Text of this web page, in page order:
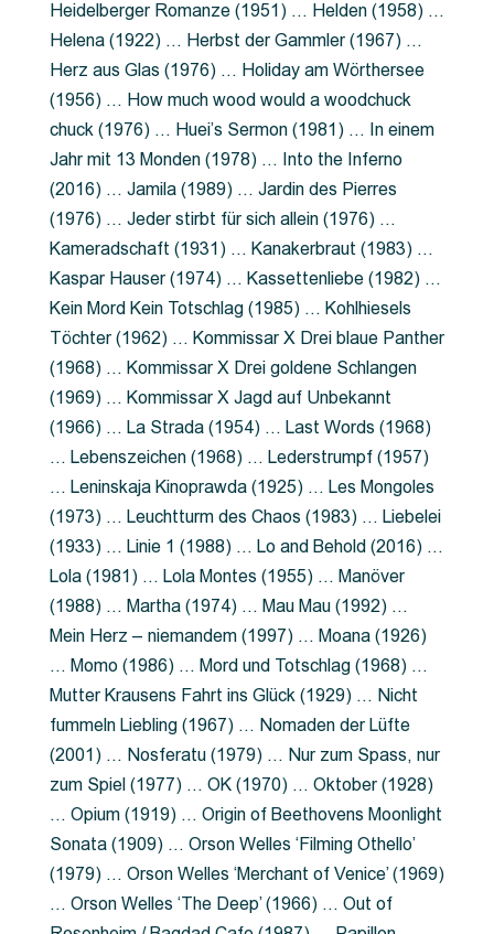
Heidelberger Romanze (1951) … Helden (1958) …
Helena (1922) … Herbst der Gammler (1967) …
Herz aus Glas (1976) … Holiday am Wörthersee
(1956) … How much wood would a woodchuck
chuck (1976) … Huei’s Sermon (1981) … In einem
Jahr mit 13 Monden (1978) … Into the Inferno
(2016) … Jamila (1989) … Jardin des Pierres
(1976) … Jeder stirbt für sich allein (1976) …
Kameradschaft (1931) … Kanakerbraut (1983) …
Kaspar Hauser (1974) … Kassettenliebe (1982) …
Kein Mord Kein Totschlag (1985) … Kohlhiesels
Töchter (1962) … Kommissar X Drei blaue Panther
(1968) … Kommissar X Drei goldene Schlangen
(1969) … Kommissar X Jagd auf Unbekannt
(1966) … La Strada (1954) … Last Words (1968)
… Lebenszeichen (1968) … Lederstrumpf (1957)
… Leninskaja Kinoprawda (1925) … Les Mongoles
(1973) … Leuchtturm des Chaos (1983) … Liebelei
(1933) … Linie 1 (1988) … Lo and Behold (2016) …
Lola (1981) … Lola Montes (1955) … Manöver
(1988) … Martha (1974) … Mau Mau (1992) …
Mein Herz – niemandem (1997) … Moana (1926)
… Momo (1986) … Mord und Totschlag (1968) …
Mutter Krausens Fahrt ins Glück (1929) … Nicht
fummeln Liebling (1967) … Nomaden der Lüfte
(2001) … Nosferatu (1979) … Nur zum Spass, nur
zum Spiel (1977) … OK (1970) … Oktober (1928)
… Opium (1919) … Origin of Beethovens Moonlight
Sonata (1909) … Orson Welles ‘Filming Othello’
(1979) … Orson Welles ‘Merchant of Venice’ (1969)
… Orson Welles ‘The Deep’ (1966) … Out of